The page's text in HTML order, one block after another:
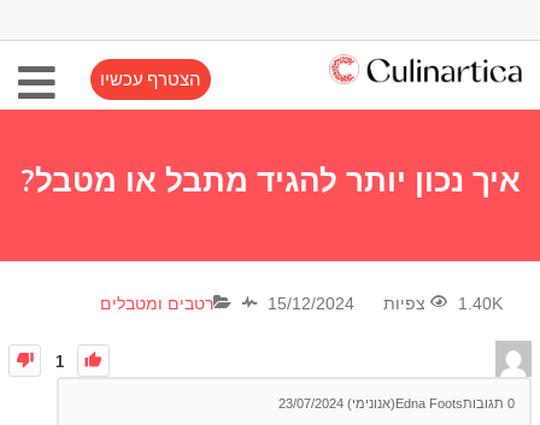
הצטרף עכשיו
איך נכון יותר להגיד מתבל או מטבל?
1.40K צפיות 15/12/2024 רטבים ומטבלים
1
Edna Foots(אנונימי) 23/07/2024 0 תגובות